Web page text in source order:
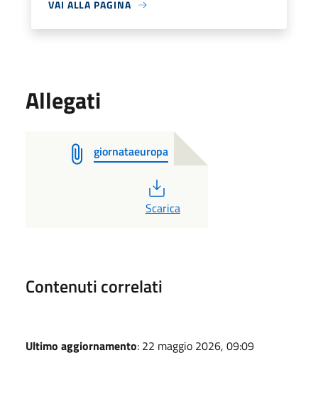
VAI ALLA PAGINA
Allegati
giornataeuropa
PDF
Scarica
Contenuti correlati
Ultimo aggiornamento: 22 maggio 2026, 09:09